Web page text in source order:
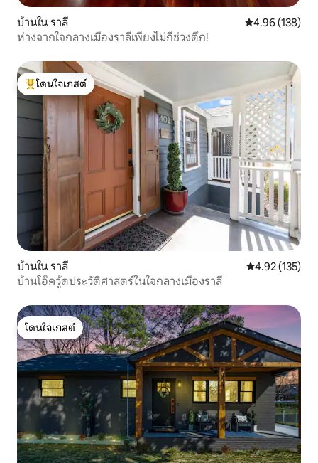
บ้านใน ราลี คะแนนเฉลี่ย
4.96 (138)
ห่างจากใจกลางเมืองราลีเพียงไม่กี่ช่วงตึก!
โดนใจเกสต์ที่สุด
โดนใจเกสต์
บ้านใน ราลี คะแนนเฉลี่ย
4.92 (135)
บ้านโอ๊ควู้ดประวัติศาสตร์ในใจกลางเมืองราลี
โดนใจเกสต์
โดนใจเกสต์